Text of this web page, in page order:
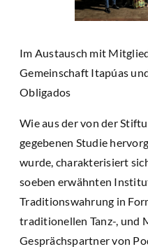
Im Austausch mit
Gemeinschaft Itapúas
Obligados
Wie aus der von der
gegebenen Studie
wurde, charakterisiert
soeben erwähnten
Traditionswahrung in
traditionellen Tanz-, und
Gesprächspartner von